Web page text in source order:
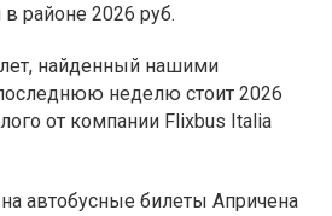
районе 2026 руб.
найденный нашими
неделю стоит 2026
от компании Flixbus Italia
автобусные билеты Апричена